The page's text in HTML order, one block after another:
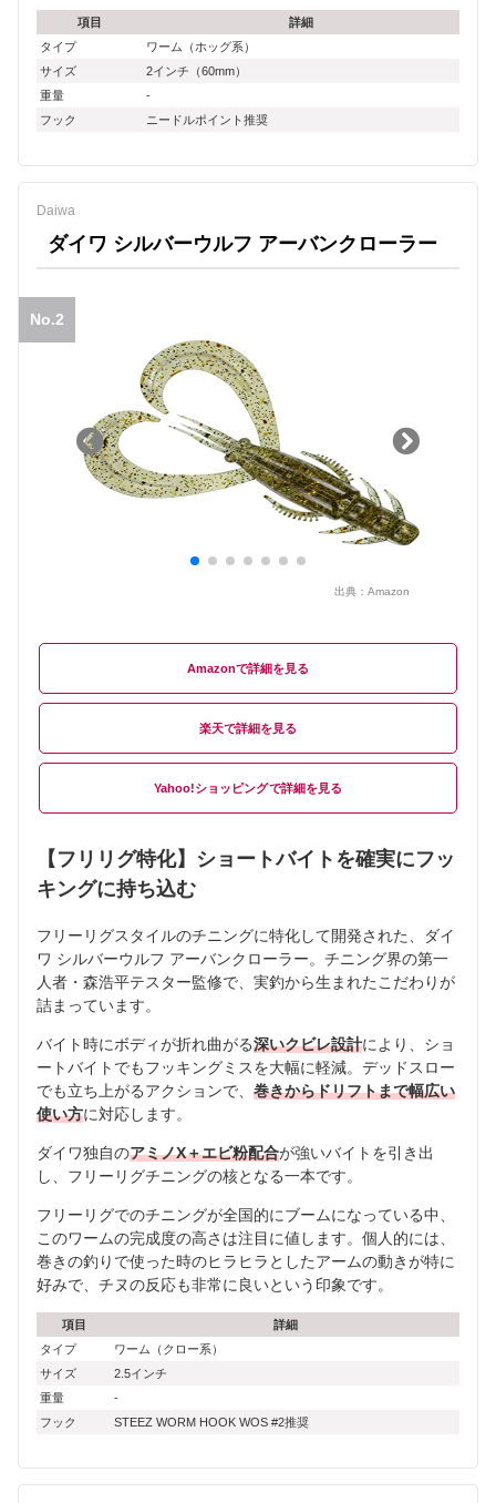
項目
詳細
タイプ
ワーム（ホッグ系）
サイズ
2インチ（60mm）
重量
-
フック
ニードルポイント推奨
Daiwa
ダイワ シルバーウルフ アーバンクローラー
No.2
出典： Amazon
Amazon
楽天
Yahoo!ショッピング
【フリリグ特化】ショートバイトを確実にフッ
キングに持ち込む
フリーリグスタイルのチニングに特化して開発された、ダイ
ワ シルバーウルフ アーバンクローラー。チニング界の第一
人者・森浩平テスター監修で、実釣から生まれたこだわりが
詰まっています。
バイト時にボディが折れ曲がる深いクビレ設計により、ショ
ートバイトでもフッキングミスを大幅に軽減。デッドスロー
でも立ち上がるアクションで、 巻きからドリフトまで幅広い
使い方に対応します。
ダイワ独自のアミノX＋エビ粉配合が強いバイトを引き出
し、フリーリグチニングの核となる一本です。
フリーリグでのチニングが全国的にブームになっている中、
このワームの完成度の高さは注目に値します。個人的には、
巻きの釣りで使った時のヒラヒラとしたアームの動きが特に
好みで、チヌの反応も非常に良いという印象です。
項目
詳細
タイプ
ワーム（クロー系）
サイズ
2.5インチ
重量
-
フック
STEEZ WORM HOOK WOS #2推奨